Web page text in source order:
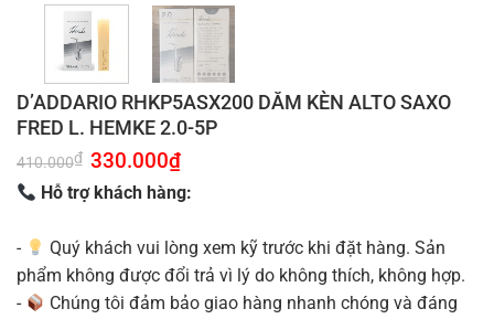
D’ADDARIO RHKP5ASX200 DĂM KÈN ALTO SAXO
FRED L. HEMKE 2.0-5P
410.000₫ Giá
gốc
là:
410.000₫.
330.000₫Giá
tại
là:
Hỗ trợ khách hàng:
-
Quý khách vui lòng xem kỹ trước khi đặt hàng. Sản
phẩm không được đổi trả vì lý do không thích, không hợp.
-
Chúng tôi đảm bảo giao hàng nhanh chóng và đáng